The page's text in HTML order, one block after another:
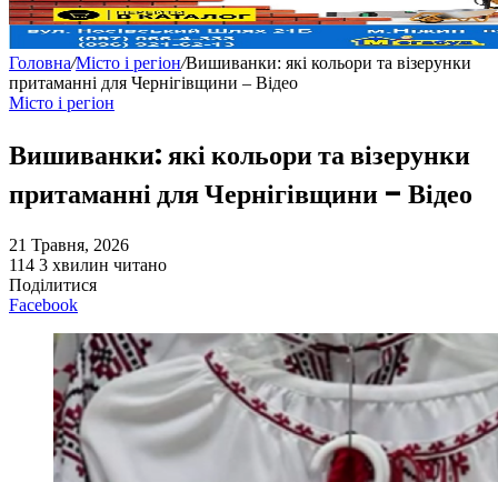
Головна/Місто і регіон/Вишиванки: які кольори та візерунки
притаманні для Чернігівщини – Відео
Місто і регіон
Вишиванки: які кольори та візерунки
притаманні для Чернігівщини – Відео
21 Травня, 2026
114 3 хвилин читано
Поділитися
Facebook